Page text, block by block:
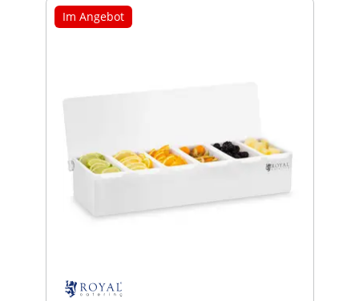
Im Angebot